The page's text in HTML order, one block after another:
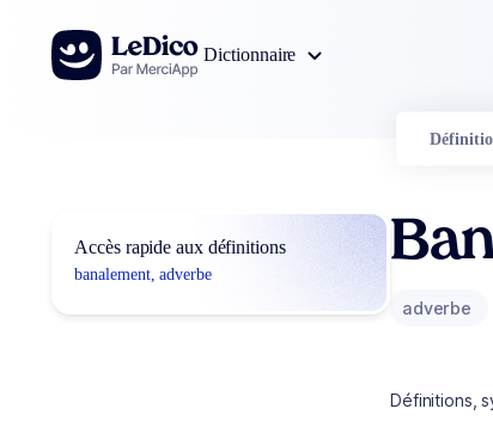
Aller au contenu
Dictionnaire
Accès rapide aux définitions
banalement, adverbe
adverbe
Définitions,